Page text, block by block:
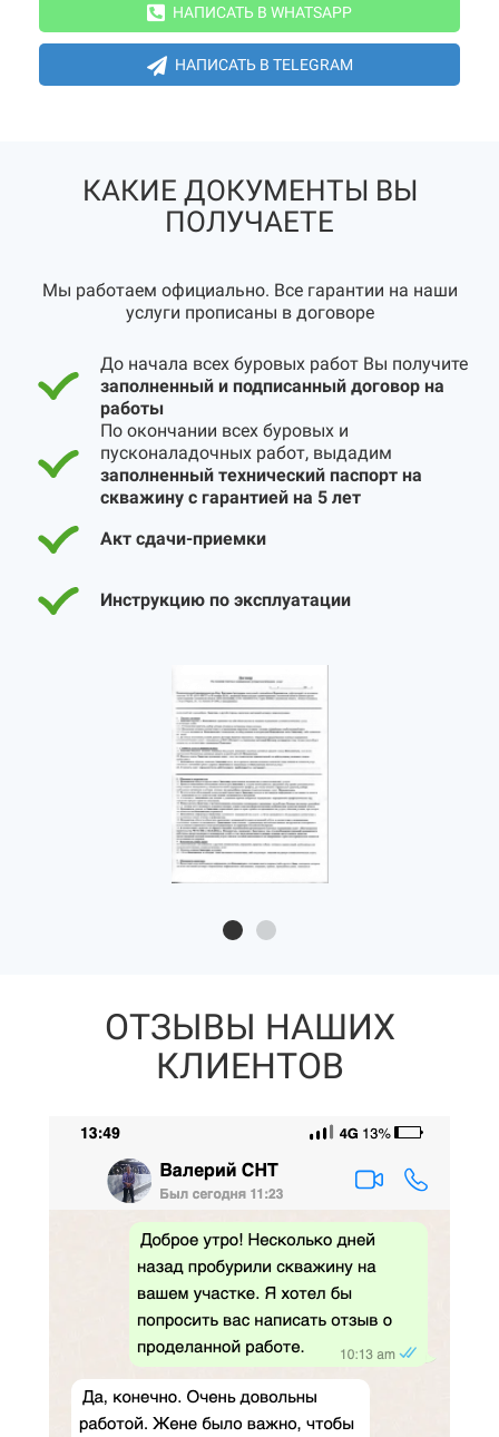
НАПИСАТЬ В WHATSAPP
НАПИСАТЬ В TELEGRAM
КАКИЕ ДОКУМЕНТЫ ВЫ
ПОЛУЧАЕТЕ
Мы работаем официально. Все гарантии на наши
услуги прописаны в договоре
До начала всех буровых работ Вы получите
заполненный и подписанный договор на
работы
По окончании всех буровых и
пусконаладочных работ, выдадим
заполненный технический паспорт на
скважину с гарантией на 5 лет
Акт сдачи-приемки
Инструкцию по эксплуатации
ОТЗЫВЫ НАШИХ
КЛИЕНТОВ